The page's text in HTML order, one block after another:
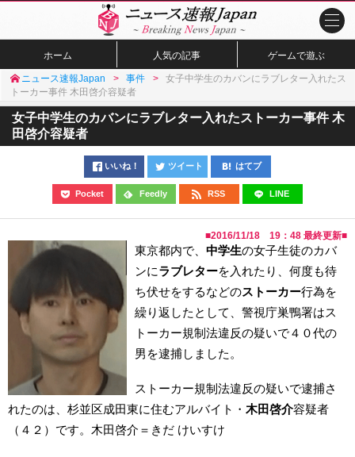
ホーム 人気の記事 ゲームで遊ぶ
ニュース速報Japan 事件
女子中学生のカバンにラブレター入れたス
トーカー事件 木田啓介容疑者
女子中学生のカバンにラブレター入れたストーカー事件 木
田啓介容疑者
いいね！ ツイート はてブ
Pocket Feedly RSS LINE
■2016/11/18 19：48 最終更新■
東京都内で、 中学生の女子生徒のカバ
ンにラブレターを入れたり、何度も待
ち伏せをするなどのストーカー行為を
繰り返したとして、警視庁巣鴨署はス
トーカー規制法違反の疑いで４０代の
男を逮捕しました。
ストーカー規制法違反の疑いで逮捕さ
れたのは、杉並区成田東に住むアルバイト・ 木田啓介容疑者
（４２）です。木田啓介＝きだ けいすけ